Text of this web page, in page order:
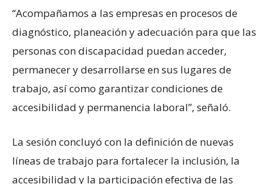
“Acompañamos a las empresas en procesos de
diagnóstico, planeación y adecuación para que las
personas con discapacidad puedan acceder,
permanecer y desarrollarse en sus lugares de
trabajo, así como garantizar condiciones de
accesibilidad y permanencia laboral”, señaló.
La sesión concluyó con la definición de nuevas
líneas de trabajo para fortalecer la inclusión, la
accesibilidad y la participación efectiva de las